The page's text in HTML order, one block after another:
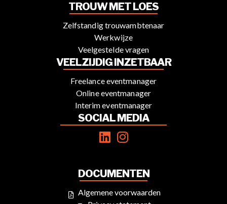
TROUW MET LOES
Zelfstandig trouwambtenaar
Werkwijze
Veelgestelde vragen
VEELZIJDIG INZETBAAR
Freelance eventmanager
Online eventmanager
Interim eventmanager
SOCIAL MEDIA
DOCUMENTEN
Algemene voorwaarden